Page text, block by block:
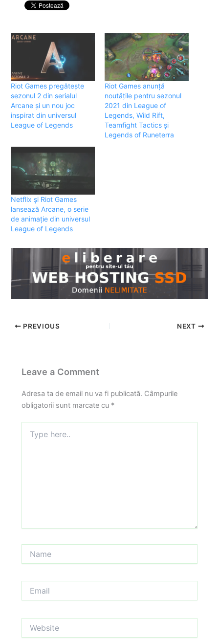
Riot Games pregătește
sezonul 2 din serialul
Arcane și un nou joc
inspirat din universul
League of Legends
Riot Games anunță
noutățile pentru sezonul
2021 din League of
Legends, Wild Rift,
Teamfight Tactics și
Legends of Runeterra
Netflix și Riot Games
lansează Arcane, o serie
de animație din universul
League of Legends
PREVIOUS NEXT
Leave a Comment
Adresa ta de email nu va fi publicată. Câmpurile
obligatorii sunt marcate cu *
here..